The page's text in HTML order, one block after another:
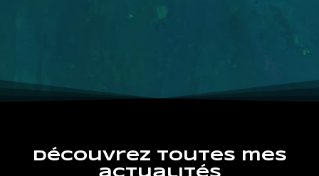
Découvrez toutes mes